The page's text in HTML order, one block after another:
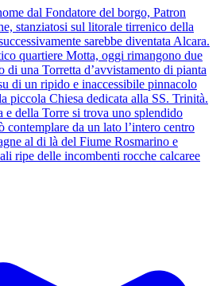
dal Fondatore del borgo, Patron
stanziatosi sul litorale tirrenico della
sarebbe diventata Alcara.
quartiere Motta, oggi rimangono due
una Torretta d’avvistamento di pianta
di un ripido e inaccessibile pinnacolo
piccola Chiesa dedicata alla SS. Trinità.
e della Torre si trova uno splendido
contemplare da un lato l’intero centro
al di là del Fiume Rosmarino e
ripe delle incombenti rocche calcaree